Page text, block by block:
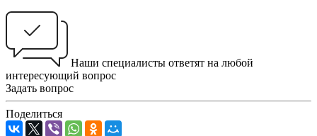
Наши специалисты ответят на любой
интересующий вопрос
Задать вопрос
Поделиться